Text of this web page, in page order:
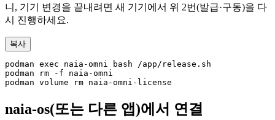
니, 기기 변경을 끝내려면 새 기기에서 위 2번(발급·구동)을 다
시 진행하세요.
복사
podman exec naia-omni bash /app/release.sh
podman rm -f naia-omni
podman volume rm naia-omni-license
naia-os(또는 다른 앱)에서 연결